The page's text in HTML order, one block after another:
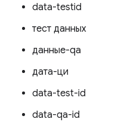
data-testid
тест данных
данные-qa
дата-ци
data-test-id
data-qa-id